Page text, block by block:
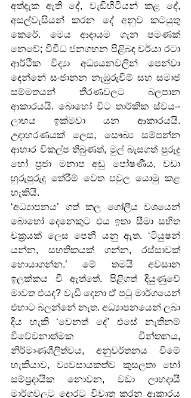
අත්දැක ඇති දේ, වැඩිහිටියන් කළ දේ,
අසල්වැසියන් කරන දේ අනුව කටයුතු
කෙරේ. මෙය ආදායම ගැන පමණක්
නෙවේ; විවිධ ජනගහන පිළිබඳ චර්යා රටා
ආර්ථික විද්‍යා අධ්‍යයනවලින් පෙන්වා
දෙන්නේ සංජානන නැඹුරුවීම් සහ සමාජ
සම්මතයන් තීරණවලට බලපාන
ආකාරයයි. බොහෝ විට තාර්කික ස්වයං-
ලාභය ඉක්මවා යන ආකාරයයි.
උදාහරණයක් ලෙස, සෞඛ්‍ය සම්පන්න
ආහාර විකල්ප තිබුණත්, මුල් බැසගත් පුරුදු
හෝ ප්‍රජා මනාප අඩු පෝෂණීය, වඩා
හුරුපුරුදු තේරීම් වෙත පවුල යොමු කළ
හැකියි.
‘අධ්‍යාපනය’ ගත් කල ගෝලීය වශයෙන්
බොහෝ දෙනෙකුට එය ඉතා සීමා සහිත
චක්‍රයක් ලෙස පෙනී යනු ඇත. ‘ටියුෂන්
යන්න, සහතිකයක් ගන්න, රස්සාවක්
හොයාගන්න.’ මේ තමයි අවසාන
ඉලක්කය වී ඇත්තේ. පිළිගත් දියුණුවේ
මාවත එයද? වැඩි දෙනා ඒ පටු මාර්ගයෙන්
එහාට බලන්නේ නැත. අධ්‍යාපනයෙන් ලබා
දිය හැකි ‘වෙනත් දේ’ එසේ නැතිනම්
විවේචනාත්මක චින්තනය,
නිර්මාණශීලිත්වය, අනුවර්තනය වීමේ
හැකියාව, ව්‍යවසායකත්ව කුසලතා හෝ
සම්ප්‍රදායික නොවන, වඩා ලාභදායී
මාර්ගවලට දොරටු විවෘත කරන ආකාරය